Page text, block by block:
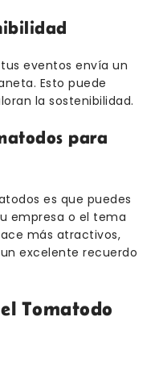
eventos envía un
Esto puede
la sostenibilidad.
para
es que puedes
empresa o el tema
más atractivos,
excelente recuerdo
Tomatodo